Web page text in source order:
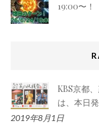
19:00〜！
KBS京都
は、本日発
2019年8月1日